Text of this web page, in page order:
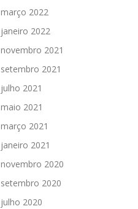
março 2022
janeiro 2022
novembro 2021
setembro 2021
julho 2021
maio 2021
março 2021
janeiro 2021
novembro 2020
setembro 2020
julho 2020